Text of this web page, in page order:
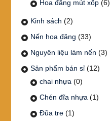
Hoa đăng mút xốp (6)
Kinh sách (2)
Nến hoa đăng (33)
Nguyên liệu làm nến (3)
Sản phẩm bán sỉ (12)
chai nhựa (0)
Chén đĩa nhựa (1)
Đũa tre (1)